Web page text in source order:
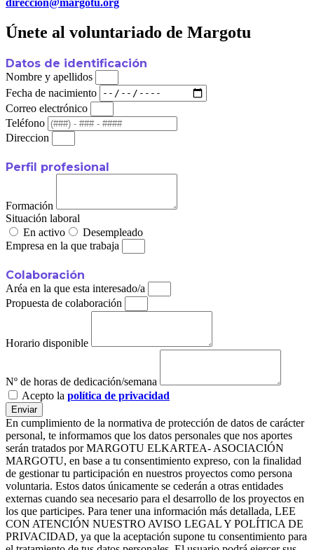
Únete al voluntariado de Margotu
Datos de identificación
Nombre y apellidos
Fecha de nacimiento
Correo electrónico
Teléfono
Direccion
Perfil profesional
Formación
Situación laboral
En activo
Desempleado
Empresa en la que trabaja
Colaboración
Aréa en la que esta interesado/a
Propuesta de colaboración
Horario disponible
Nº de horas de dedicación/semana
Acepto la política de privacidad
Enviar
En cumplimiento de la normativa de protección de datos de carácter
personal, te informamos que los datos personales que nos aportes
serán tratados por MARGOTU ELKARTEA- ASOCIACIÓN
MARGOTU, en base a tu consentimiento expreso, con la finalidad
de gestionar tu participación en nuestros proyectos como persona
voluntaria. Estos datos únicamente se cederán a otras entidades
externas cuando sea necesario para el desarrollo de los proyectos en
los que participes. Para tener una información más detallada, LEE
CON ATENCIÓN NUESTRO AVISO LEGAL Y POLÍTICA DE
PRIVACIDAD, ya que la aceptación supone tu consentimiento para